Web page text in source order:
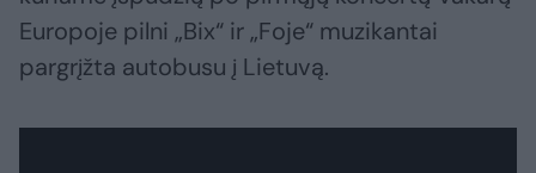
Europoje pilni „Bix“ ir „Foje“ muzikantai
pargrįžta autobusu į Lietuvą.